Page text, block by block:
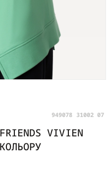
949078 31002 07
VIVIEN